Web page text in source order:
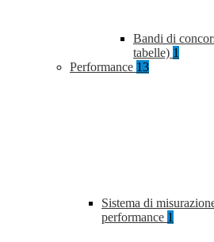
Bandi di
tabelle) 1
Performance 13
Sistema di
performance 1